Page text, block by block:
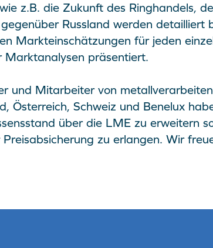
z.B. die Zukunft des Ringhandels,
Russland werden detailliert
Markteinschätzungen für jeden
Marktanalysen präsentiert.
und Mitarbeiter von
Österreich, Schweiz und Benelux
über die LME zu erweitern
zu erlangen. Wir